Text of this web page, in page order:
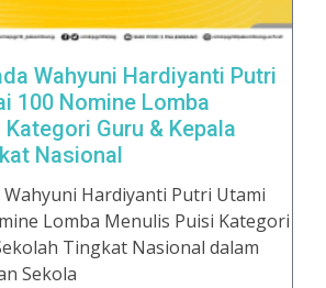
Wahyuni Hardiyanti Putri
100 Nomine Lomba
Guru & Kepala
Nasional
Wahyuni Hardiyanti Putri Utami
Lomba Menulis Puisi Kategori
Tingkat Nasional dalam
Sekola